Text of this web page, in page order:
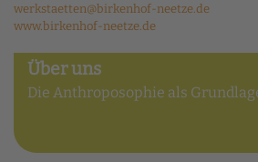
werkstaetten@birkenhof-neetze.de
www.birkenhof-neetze.de
Über uns
Die Anthroposophie als